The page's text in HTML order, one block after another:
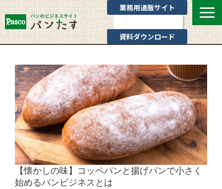
業務用通販サイト
資料ダウンロード
業態別提案
カテゴリ一覧
お役立ちブログ
Pascoのサポート
通販サイトのご案内
よくあるご質問
【懐かしの味】コッペパンと揚げパンで小さく
始めるパンビジネスとは